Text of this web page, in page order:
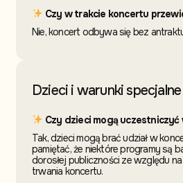
Czy w trakcie koncertu
Nie, koncert odbywa się bez
Dzieci i warunki specjalne
Czy dzieci mogą uczestniczyć
Tak, dzieci mogą brać udział w
pamiętać, że niektóre programy są
dorosłej publiczności ze względu
trwania koncertu.